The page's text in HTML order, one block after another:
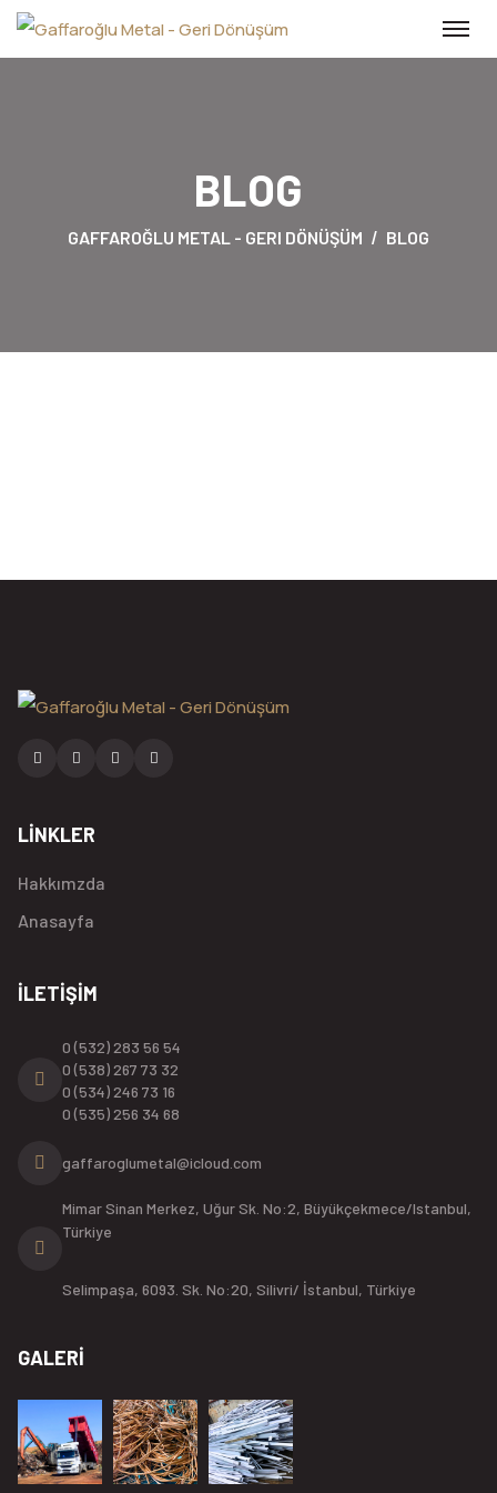
BLOG
GAFFAROĞLU METAL - GERI DÖNÜŞÜM BLOG
LİNKLER
Hakkımzda
Anasayfa
İLETİŞİM
0 (532) 283 56 54
0 (538) 267 73 32
0 (534) 246 73 16
0 (535) 256 34 68
gaffaroglumetal@icloud.com
Mimar Sinan Merkez, Uğur Sk. No:2, Büyükçekmece/Istanbul,
Türkiye
Selimpaşa, 6093. Sk. No:20, Silivri/ İstanbul, Türkiye
GALERİ